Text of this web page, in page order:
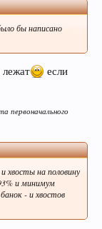
личные
вас и не
СПАСИБО
бы написано
если
первоначального
хвосты на половину
и минимум
- и хвостов